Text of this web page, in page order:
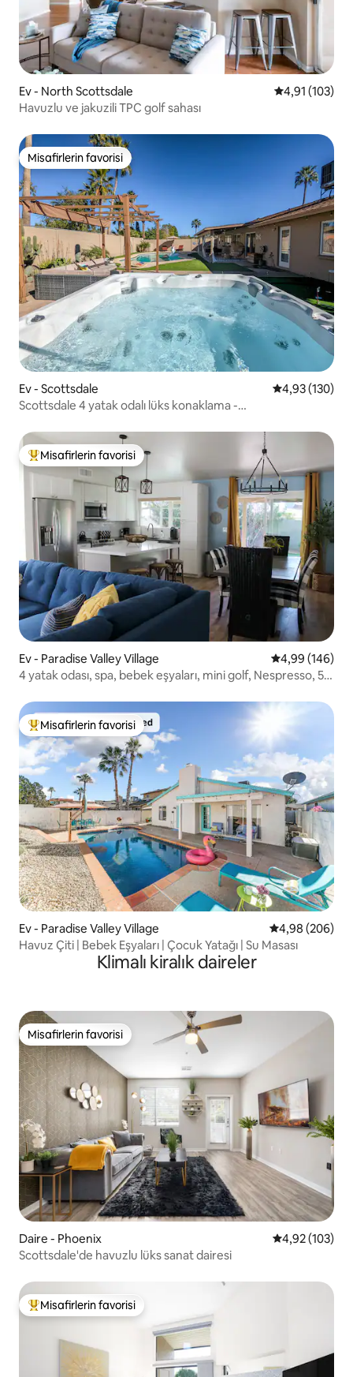
Ev - North Scottsdale 5 üzerinden
4,91 (103)
Havuzlu ve jakuzili TPC golf sahası
Misafirlerin favorisi
Misafirlerin favorisi
Ev - Scottsdale 5 üzerinden
4,93 (130)
Scottsdale 4 yatak odalı lüks konaklama -
Misafirlerin favorilerinden en beğenilenler arasında
Misafirlerin favorisi
Ev - Paradise Valley Village 5 üzerinden
4,99 (146)
4 yatak odası, spa, bebek eşyaları, mini golf, Nespresso, 5
Misafirlerin favorilerinden en beğenilenler arasında
Misafirlerin favorisi
Ev - Paradise Valley Village 5 üzerinden
4,98 (206)
Havuz Çiti | Bebek Eşyaları | Çocuk Yatağı | Su Masası
Klimalı kiralık daireler
Misafirlerin favorisi
Misafirlerin favorisi
Daire - Phoenix 5 üzerinden
4,92 (103)
Scottsdale'de havuzlu lüks sanat dairesi
Misafirlerin favorilerinden en beğenilenler arasında
Misafirlerin favorisi